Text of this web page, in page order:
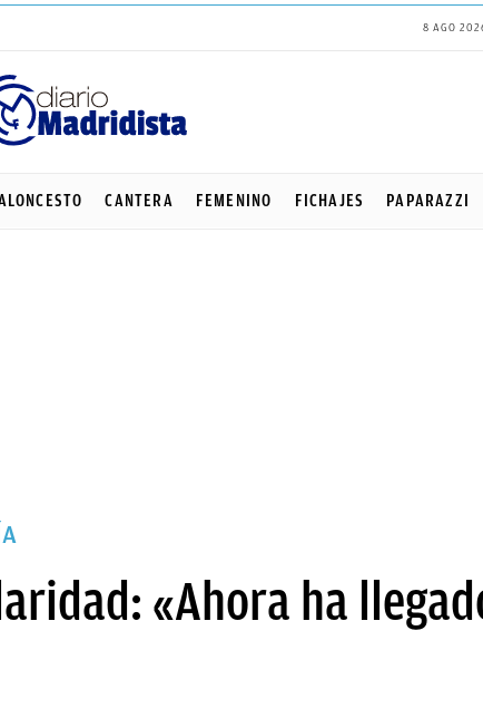
8 AGO
CANTERA FEMENINO FICHAJES PAPARAZZI
«Ahora ha